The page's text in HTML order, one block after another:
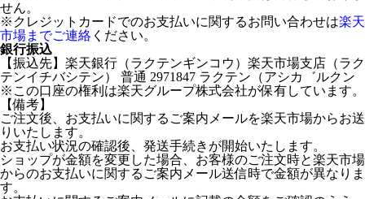
せん。
※クレジットカードでのお支払いに関するお問い合わせは楽天
市場までご連絡 ください。
銀行振込
【振込先】楽天銀行（ラクテンギンコウ）楽天市場支店（ラク
テンイチバシテン） 普通 2971847 ラクテン（アシカ゛ルクン
※この口座の権利は楽天グループ株式会社が保有しています。
【備考】
ご注文後、お支払いに関するご案内メールを楽天市場からお送
りいたします。
お支払い状況の確認後、発送手続きが開始いたします。
ショップが金額を変更した場合、お客様のご注文時と楽天市場
からのお支払いに関するご案内メール送信時で金額が異なりま
す。